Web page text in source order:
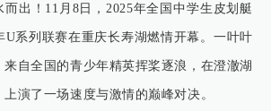
而出！11月8日，2025年全国中学生皮划艇
U系列联赛在重庆长寿湖燃情开幕。一叶叶
来自全国的青少年精英挥桨逐浪，在澄澈湖
演了一场速度与激情的巅峰对决。